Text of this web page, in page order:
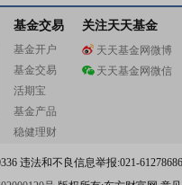
基金交易
基金开户
基金交易
活期宝
基金产品
稳健理财
关注天天基金
天天基金网微博
天天基金网微信
违法和不良信息举报:021-